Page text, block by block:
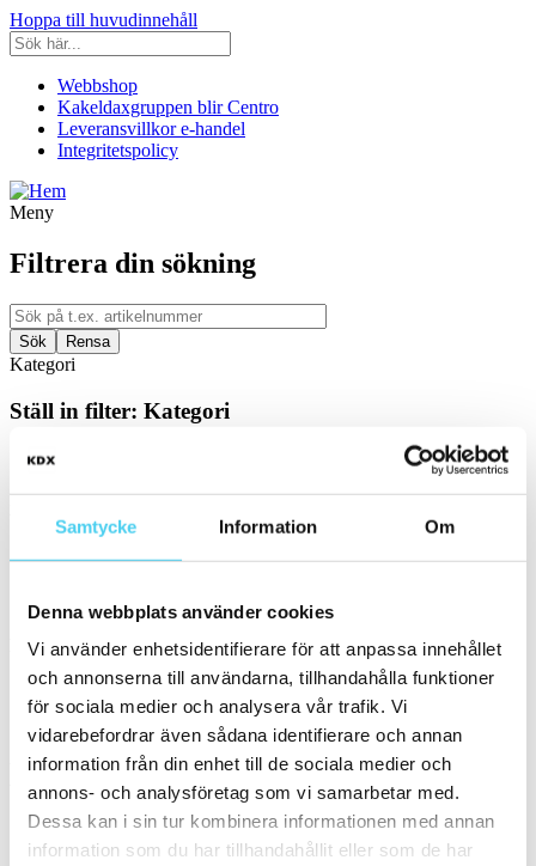
Samtycke Information Om
Denna webbplats använder cookies
Vi använder enhetsidentifierare för att anpassa innehållet
och annonserna till användarna, tillhandahålla funktioner
för sociala medier och analysera vår trafik. Vi
vidarebefordrar även sådana identifierare och annan
information från din enhet till de sociala medier och
annons- och analysföretag som vi samarbetar med.
Dessa kan i sin tur kombinera informationen med annan
information som du har tillhandahållit eller som de har
Hoppa till huvudinnehåll
Webbshop
Kakeldaxgruppen blir Centro
Leveransvillkor e-handel
Integritetspolicy
Meny
Filtrera din sökning
Kategori
Ställ in filter: Kategori
Produkttyp
Vilken typ av produkt letar ni efter?
Storlek
Filtrera efter storlek:
ca 120x60 cm
27.1x31.8 cm
Yta
Välj önskad yta:
Matt